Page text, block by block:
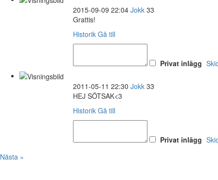
2015-09-09 22:04 Jokk 33
Grattis!
Historik Gå till
Privat inlägg
2011-05-11 22:30 Jokk 33
HEJ SÖTSAK<3
Historik Gå till
Privat inlägg
Nästa »